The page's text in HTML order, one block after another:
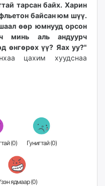
тарсан байх. Харин
байсан юм шүү.
өөр юмнууд орсон
минь аль андуурч
өнгөрөх үү? Яах уу?"
цахим хуудснаа
Гайхамшигтай (0) Гунигтай (0)
Үзэн ядмаар (0)